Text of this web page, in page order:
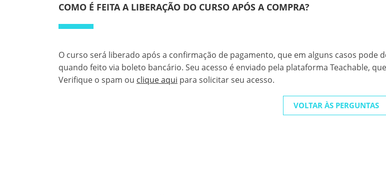
COMO É FEITA A LIBERAÇÃO DO CURSO APÓS A COMPRA?
O curso será liberado após a confirmação de pagamento, que em alguns casos
quando feito via boleto bancário. Seu acesso é enviado pela plataforma Teachable,
Verifique o spam ou clique aqui para solicitar seu acesso.
VOLTAR ÀS PERGUNTAS